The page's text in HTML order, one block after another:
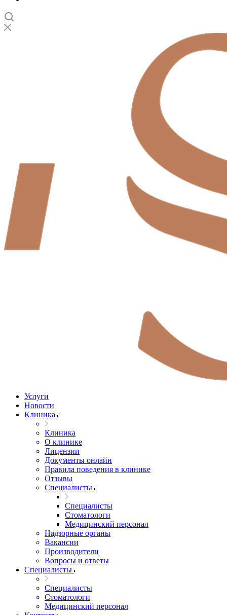
Услуги
Новости
Клиника
Клиника
О клинике
Лицензии
Документы онлайн
Правила поведения в клинике
Отзывы
Специалисты
Специалисты
Стоматологи
Медицинский персонал
Надзорные органы
Вакансии
Производители
Вопросы и ответы
Специалисты
Специалисты
Стоматологи
Медицинский персонал